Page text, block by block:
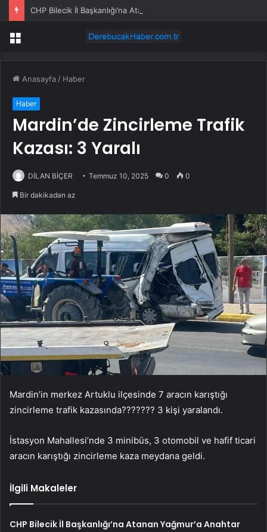
Menü
Anasayfa / Haber
Haber
Mardin’de Zincirleme Trafik
Kazası: 3 Yaralı
DİLAN BİÇER Temmuz 10, 2025 0 0
Bir dakikadan az
Mardin’in merkez Artuklu ilçesinde 7 aracın karıştığı
zincirleme trafik kazasında??????? 3 kişi yaralandı.
İstasyon Mahallesi’nde 3 minibüs, 3 otomobil ve hafif ticari
aracın karıştığı zincirleme kaza meydana geldi.
İlgili Makaleler
CHP Bilecik İl Başkanlığı’na Atanan Yağmur’a Anahtar